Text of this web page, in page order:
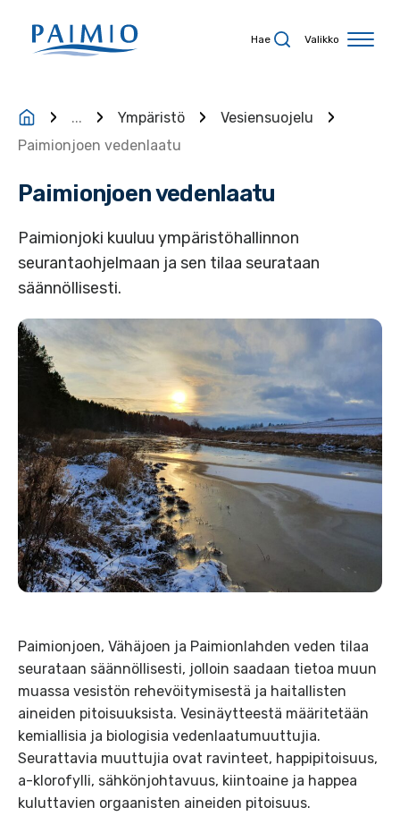
Hae Valikko
... Ympäristö
Vesiensuojelu
Paimionjoen vedenlaatu
Paimionjoen vedenlaatu
Paimionjoki kuuluu ympäristöhallinnon
seurantaohjelmaan ja sen tilaa seurataan
säännöllisesti.
Paimionjoen, Vähäjoen ja Paimionlahden veden tilaa
seurataan säännöllisesti, jolloin saadaan tietoa muun
muassa vesistön rehevöitymisestä ja haitallisten
aineiden pitoisuuksista. Vesinäytteestä määritetään
kemiallisia ja biologisia vedenlaatumuuttujia.
Seurattavia muuttujia ovat ravinteet, happipitoisuus,
a-klorofylli, sähkönjohtavuus, kiintoaine ja happea
kuluttavien orgaanisten aineiden pitoisuus.